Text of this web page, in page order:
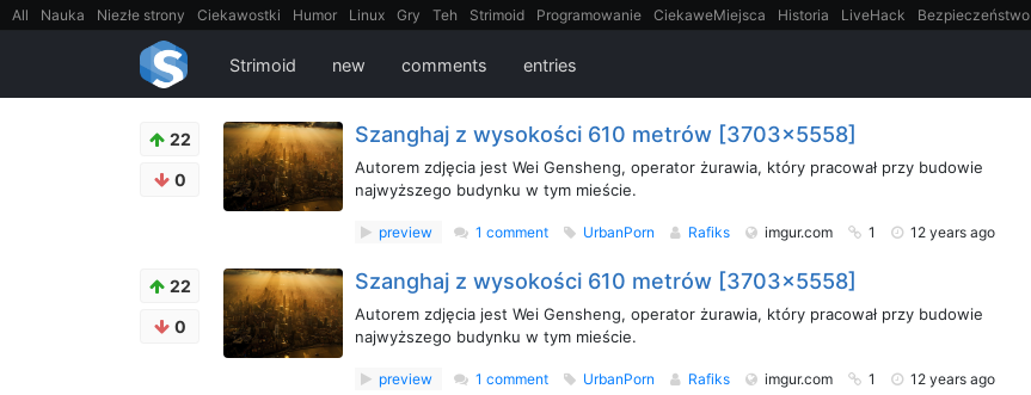
All Nauka Niezłe strony Ciekawostki Humor Linux Gry Teh Strimoid Programowanie CiekaweMiejsca Historia LiveHack Bezpieczeństwo
FilmyDokumentalne
Strimoid new comments entries
22
0
Szanghaj z wysokości 610 metrów [3703x5558]
Autorem zdjęcia jest Wei Gensheng, operator żurawia, który pracował przy budowie
najwyższego budynku w tym mieście.
preview 1 comment UrbanPorn Rafiks imgur.com 1 12 years ago
22
0
Szanghaj z wysokości 610 metrów [3703x5558]
Autorem zdjęcia jest Wei Gensheng, operator żurawia, który pracował przy budowie
najwyższego budynku w tym mieście.
preview 1 comment UrbanPorn Rafiks imgur.com 1 12 years ago